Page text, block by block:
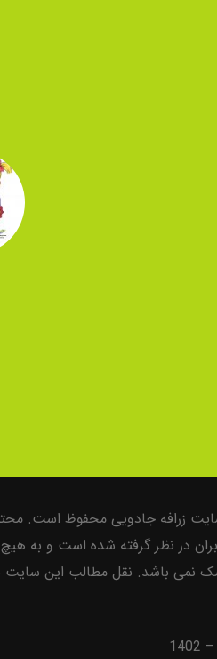
زرافه جادویی محفوظ است.
در نظر گرفته شده است و به
باشد. نقل مطالب این سایت